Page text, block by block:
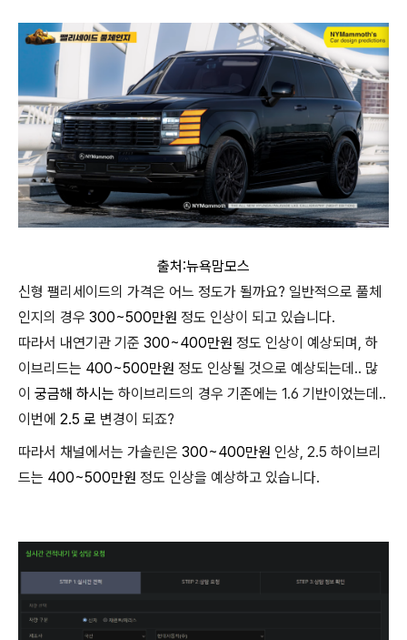
출처:뉴욕맘모스
신형 팰리세이드의 가격은 어느 정도가 될까요? 일반적으로 풀체
인지의 경우 300~500만원 정도 인상이 되고 있습니다.
따라서 내연기관 기준 300~400만원 정도 인상이 예상되며, 하
이브리드는 400~500만원 정도 인상될 것으로 예상되는데.. 많
이 궁금해 하시는 하이브리드의 경우 기존에는 1.6 기반이었는데..
이번에 2.5 로 변경이 되죠?
따라서 채널에서는 가솔린은 300~400만원 인상, 2.5 하이브리
드는 400~500만원 정도 인상을 예상하고 있습니다.